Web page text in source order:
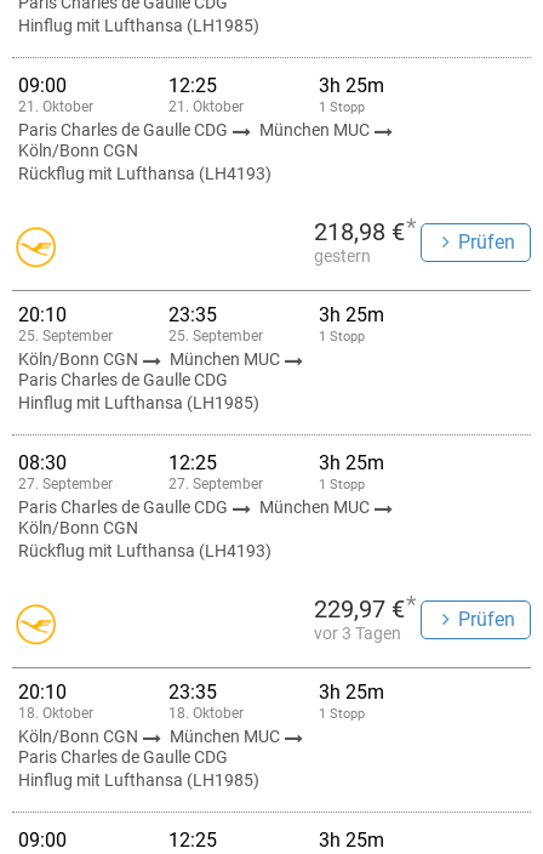
Hinflug mit Lufthansa (LH1985)
09:00
21. Oktober
12:25
21. Oktober
3h 25m
1 Stopp
Paris Charles de Gaulle CDG
München MUC
Köln/Bonn CGN
Rückflug mit Lufthansa (LH4193)
218,98 €*
gestern
Prüfen
20:10
25. September
23:35
25. September
3h 25m
1 Stopp
Köln/Bonn CGN
München MUC
Paris Charles de Gaulle CDG
Hinflug mit Lufthansa (LH1985)
08:30
27. September
12:25
27. September
3h 25m
1 Stopp
Paris Charles de Gaulle CDG
München MUC
Köln/Bonn CGN
Rückflug mit Lufthansa (LH4193)
229,97 €*
vor 3 Tagen
Prüfen
20:10
18. Oktober
23:35
18. Oktober
3h 25m
1 Stopp
Köln/Bonn CGN
München MUC
Paris Charles de Gaulle CDG
Hinflug mit Lufthansa (LH1985)
09:00 12:25 3h 25m